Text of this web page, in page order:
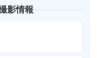
影情報